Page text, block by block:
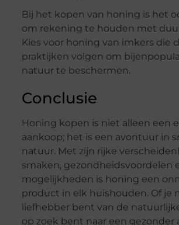
Bij het kopen van honing is het
om rekening te houden met
Kies voor honing van imkers die
praktijken volgen om
natuur te beschermen.
Conclusie
Honing kopen is niet alleen een
aankoop; het is een avontuur in
natuur. Met zijn rijke
smaken, gezondheidsvoordelen
mogelijkheden is honing een
product in elk huishouden. Of je
liefhebber bent van de
op zoek bent naar een gezonder